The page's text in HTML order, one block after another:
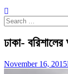
Search
for:
ঢাকা-
November 16, 2015